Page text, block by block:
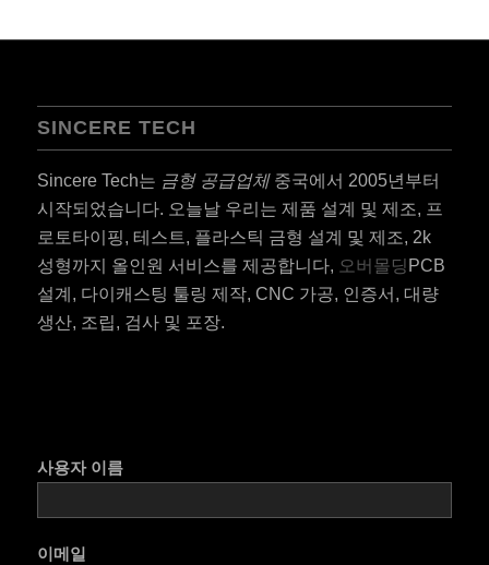
SINCERE TECH
Sincere Tech는 금형 공급업체중국에서 2005년부터
시작되었습니다. 오늘날 우리는 제품 설계 및 제조, 프
로토타이핑, 테스트, 플라스틱 금형 설계 및 제조, 2k
성형까지 올인원 서비스를 제공합니다, 오버몰딩 PCB
설계, 다이캐스팅 툴링 제작, CNC 가공, 인증서, 대량
생산, 조립, 검사 및 포장.
사용자 이름
이메일